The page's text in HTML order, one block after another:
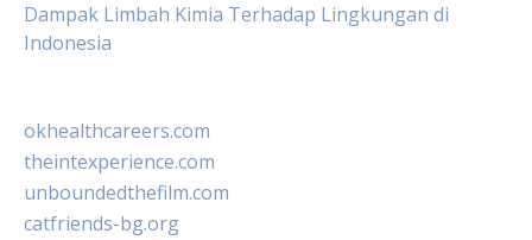
Dampak Limbah Kimia Terhadap Lingkungan di
Indonesia
okhealthcareers.com
theintexperience.com
unboundedthefilm.com
catfriends-bg.org